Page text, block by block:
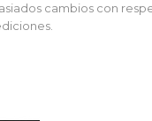
cambios con